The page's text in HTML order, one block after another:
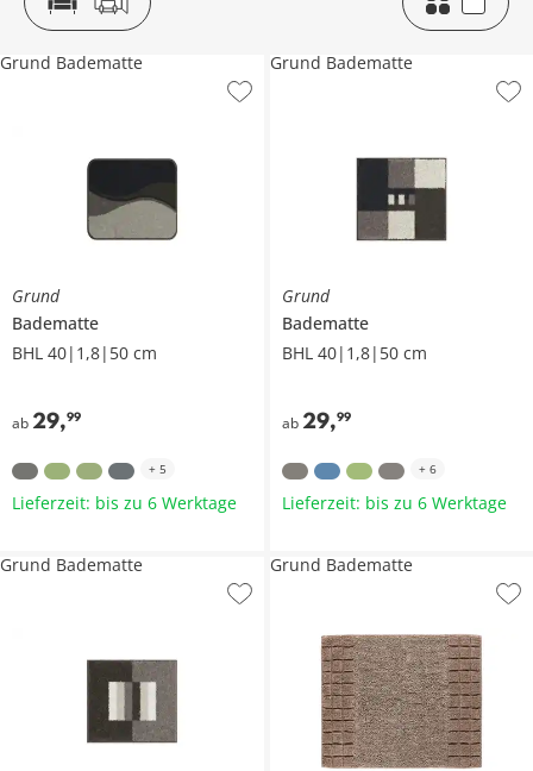
Grund
Badematte
BHL 40|1,8|50 cm
ab 29,99
Grund Badematte
+ 5
Lieferzeit: bis zu 6 Werktage
Grund
Badematte
BHL 40|1,8|50 cm
ab 29,99
Grund Badematte
+ 6
Lieferzeit: bis zu 6 Werktage
Grund Badematte Grund Badematte